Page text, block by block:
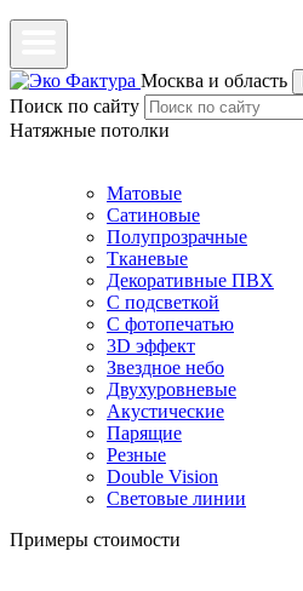
Москва и область
Поиск по сайту
Натяжные потолки
Матовые
Сатиновые
Полупрозрачные
Тканевые
Декоративные ПВХ
С подсветкой
С фотопечатью
3D эффект
Звездное небо
Двухуровневые
Акустические
Парящие
Резные
Double Vision
Световые линии
Примеры стоимости